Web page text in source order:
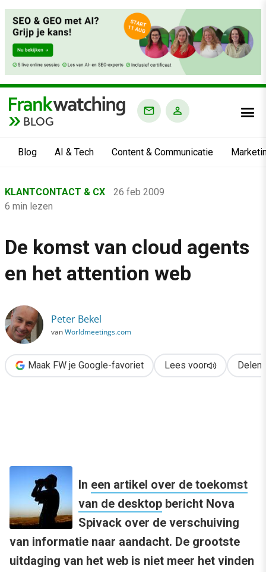
BLOG
Blog AI & Tech Content & Communicatie
›
Klantcontact & CX
›
KLANTCONTACT & CX
26 feb 2009
6 min lezen
De komst van cloud agents
en het attention web
Peter Bekel
vanWorldmeetings.com
Maak FW je Google-favoriet Lees voor Delen
In een artikel over de toekomst
van de desktop bericht Nova
Spivack over de verschuiving
van informatie naar aandacht. De grootste
uitdaging van het web is niet meer het vinden